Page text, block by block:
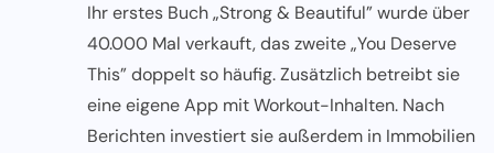
Ihr erstes Buch „Strong & Beautiful” wurde über
40.000 Mal verkauft, das zweite „You Deserve
This” doppelt so häufig. Zusätzlich betreibt sie
eine eigene App mit Workout-Inhalten. Nach
Berichten investiert sie außerdem in Immobilien